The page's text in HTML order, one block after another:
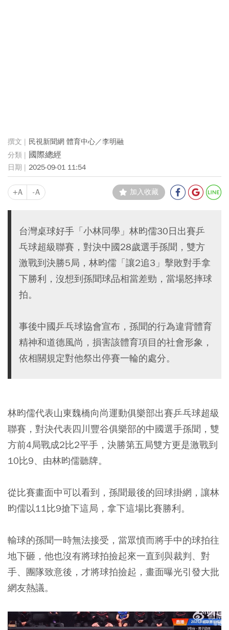
民視新聞網 體育中心／李明融
國際總經
2025-09-01 11:54
+A -A 加入收藏
台灣桌球好手「小林同學」林昀儒30日出賽乒
乓球超級聯賽，對決中國28歲選手孫聞，雙方
激戰到決勝5局，林昀儒「讓2追3」擊敗對手拿
下勝利，沒想到孫聞球品相當差勁，當場怒摔球
拍。
事後中國乒乓球協會宣布，孫聞的行為違背體育
精神和道德風尚，損害該體育項目的社會形象，
依相關規定對他祭出停賽一輪的處分。
林昀儒代表山東魏橋向尚運動俱樂部出賽乒乓球超級
聯賽，對決代表四川豐谷俱樂部的中國選手孫聞，雙
方前4局戰成2比2平手，決勝第五局雙方更是激戰到
10比9、由林昀儒聽牌。
從比賽畫面中可以看到，孫聞最後的回球掛網，讓林
昀儒以11比9搶下這局，拿下這場比賽勝利。
輸球的孫聞一時無法接受，當眾憤而將手中的球拍往
地下砸，他也沒有將球拍撿起來一直到與裁判、對
手、團隊致意後，才將球拍撿起，畫面曝光引發大批
網友熱議。